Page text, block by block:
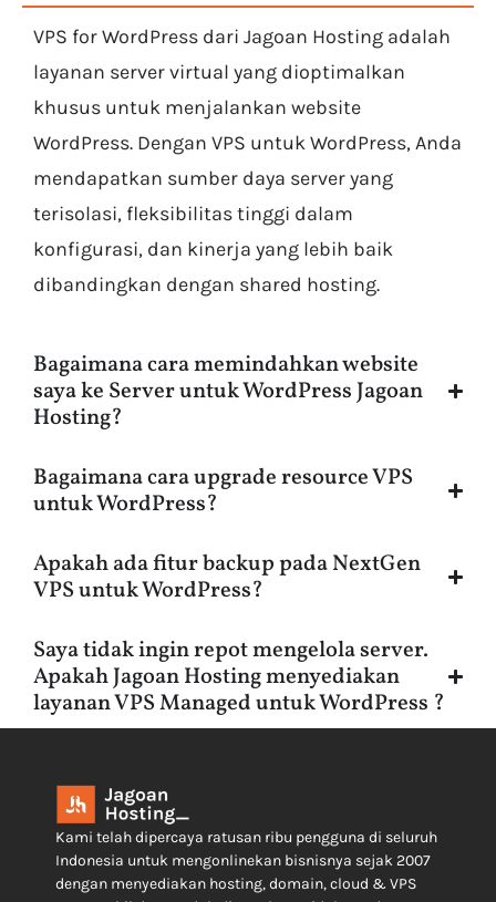
VPS for WordPress dari Jagoan Hosting adalah
layanan server virtual yang dioptimalkan
khusus untuk menjalankan website
WordPress. Dengan VPS untuk WordPress, Anda
mendapatkan sumber daya server yang
terisolasi, fleksibilitas tinggi dalam
konfigurasi, dan kinerja yang lebih baik
dibandingkan dengan shared hosting.
Bagaimana cara memindahkan website
saya ke Server untuk WordPress Jagoan
Hosting?
Bagaimana cara upgrade resource VPS
untuk WordPress?
Apakah ada fitur backup pada NextGen
VPS untuk WordPress?
Saya tidak ingin repot mengelola server.
Apakah Jagoan Hosting menyediakan
layanan VPS Managed untuk WordPress ?
Kami telah dipercaya ratusan ribu pengguna di seluruh
Indonesia untuk mengonlinekan bisnisnya sejak 2007
dengan menyediakan hosting, domain, cloud & VPS